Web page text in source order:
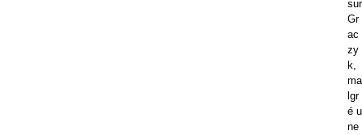
sur
Gr
ac
zy
k,
ma
lgr
é u
ne